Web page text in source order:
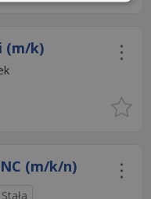
(m/k)
(m/k/n)